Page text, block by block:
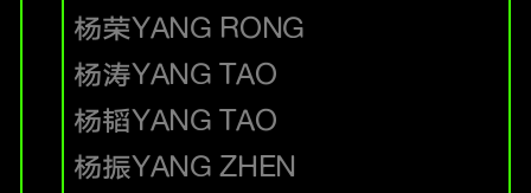
杨荣YANG RONG
杨涛YANG TAO
杨韬YANG TAO
杨振YANG ZHEN